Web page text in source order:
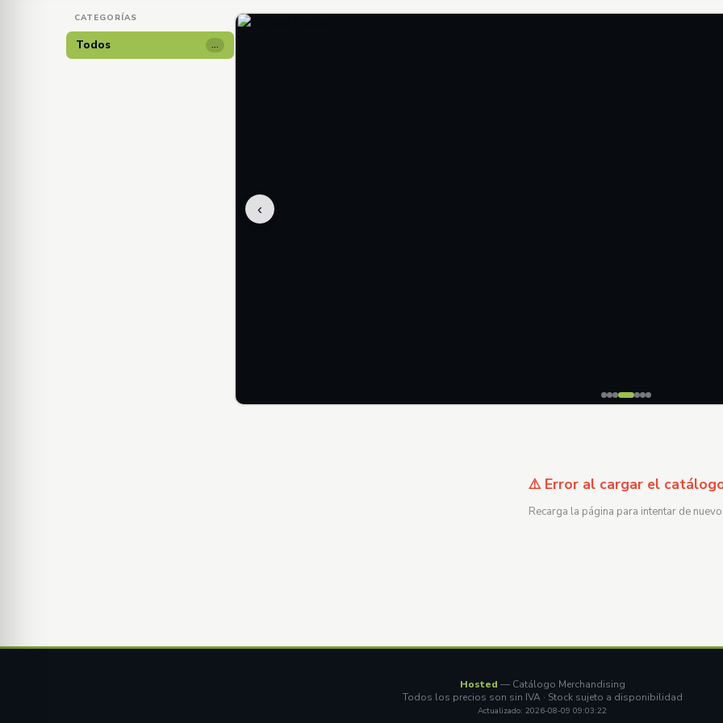
CATEGORÍAS
Todos …
‹
⚠️ Error al cargar el
Recarga la página para intentar de
Hosted — Catálogo Merchandising
Todos los precios son sin IVA · Stock sujeto a disponibilidad
Actualizado: 2026-08-09 09:03:22